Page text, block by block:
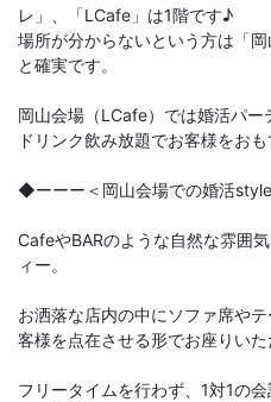
レ」、「LCafe」は1階です♪
場所が分からないという方は「
と確実です。
岡山会場（LCafe）では婚活パー
ドリンク飲み放題でお客様をおも
◆ーーー＜岡山会場での婚活
CafeやBARのような自然な雰囲
ィー。
お洒落な店内の中にソファ席や
客様を点在させる形でお座りいた
フリータイムを行わず、1対1の